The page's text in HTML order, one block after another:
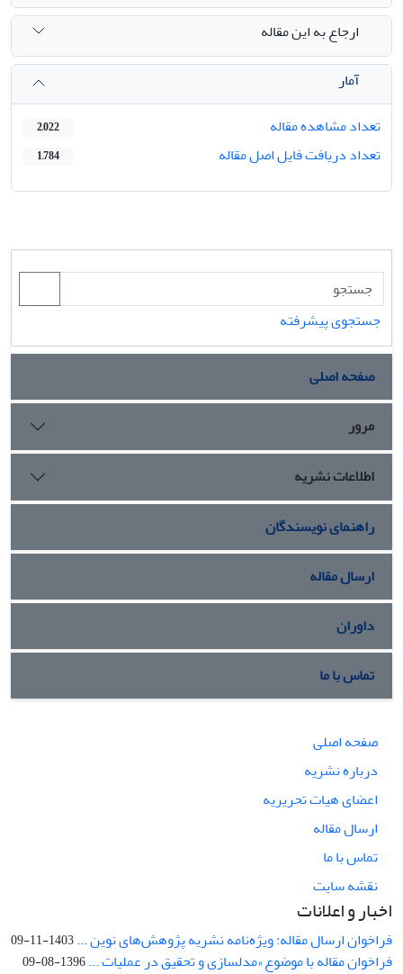
ارجاع به این مقاله
آمار
تعداد مشاهده مقاله
2,022
تعداد دریافت فایل اصل مقاله 1,784
جستجوی پیشرفته
صفحه اصلی
مرور
اطلاعات نشریه
راهنمای نویسندگان
ارسال مقاله
داوران
تماس با ما
صفحه اصلی
درباره نشریه
اعضای هیات تحریریه
ارسال مقاله
تماس با ما
نقشه سایت
اخبار و اعلانات
فراخوان ارسال مقاله: ویژه‌نامه نشریه پژوهش‌های نوین ...1403-11-09
فراخوان مقاله با موضوع «مدلسازی و تحقیق در عملیات ...1396-08-09